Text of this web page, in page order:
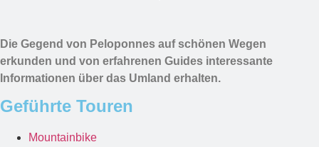
Die Gegend von Peloponnes auf schönen Wegen
erkunden und von erfahrenen Guides interessante
Informationen über das Umland erhalten.
Geführte Touren
Mountainbike